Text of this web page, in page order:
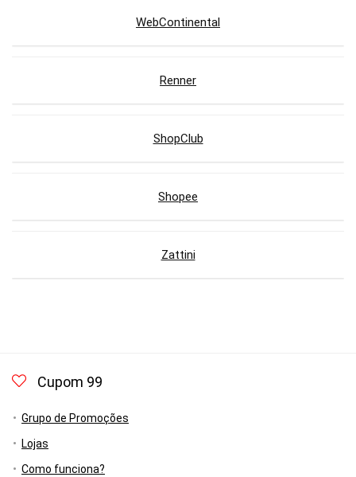
WebContinental
Renner
ShopClub
Shopee
Zattini
Cupom 99
Grupo de Promoções
Lojas
Como funciona?